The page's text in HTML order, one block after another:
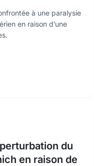
à une paralysie
en raison d’une
du
en raison de